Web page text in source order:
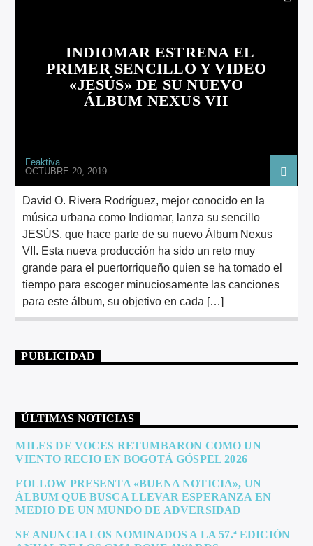
INDIOMAR ESTRENA EL
PRIMER SENCILLO Y VIDEO
«JESÚS» DE SU NUEVO
ÁLBUM NEXUS VII
Feaktiva
OCTUBRE 20, 2019
David O. Rivera Rodríguez, mejor conocido en la
música urbana como Indiomar, lanza su sencillo
JESÚS, que hace parte de su nuevo Álbum Nexus
VII. Esta nueva producción ha sido un reto muy
grande para el puertorriqueño quien se ha tomado el
tiempo para escoger minuciosamente las canciones
para este álbum, su objetivo en cada […]
PUBLICIDAD
ÚLTIMAS NOTICIAS
MILES DE VOCES RETUMBARON COMO UN
VIENTO RECIO EN BOGOTÁ GÓSPEL 2026
FOLLOW PRESENTA «BUENA NOTICIA», UN
ÁLBUM QUE BUSCA LLEVAR ESPERANZA EN
MEDIO DE UN MUNDO DE ADVERSIDAD
SE ANUNCIA LOS NOMINADOS A LA 57.ª EDICIÓN